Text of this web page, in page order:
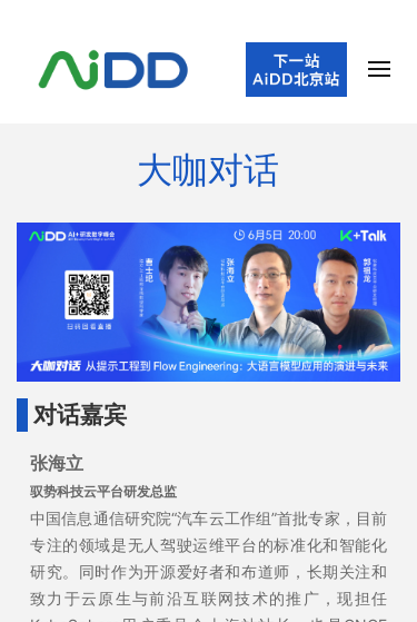
大咖对话
对话嘉宾
张海立
驭势科技云平台研发总监
中国信息通信研究院“汽车云工作组”首批专家，目前
专注的领域是无人驾驶运维平台的标准化和智能化
研究。同时作为开源爱好者和布道师，长期关注和
致力于云原生与前沿互联网技术的推广，现担任